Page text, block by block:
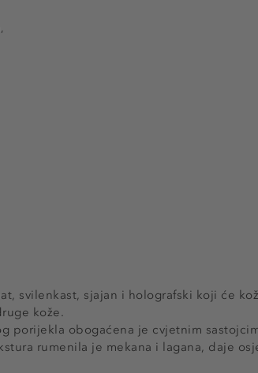
svilenkast, sjajan i holografski koji će
kože.
porijekla obogaćena je cvjetnim
rumenila je mekana i lagana, daje